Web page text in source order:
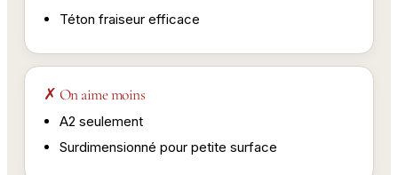
Téton fraiseur efficace
✗ On aime moins
A2 seulement
Surdimensionné pour petite surface